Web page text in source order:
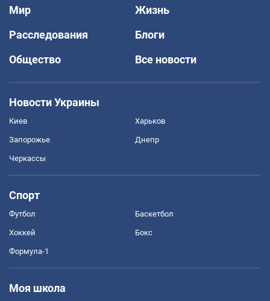
Мир
Жизнь
Расследования
Блоги
Общество
Все новости
Новости Украины
Киев Харьков
Запорожье Днепр
Черкассы
Спорт
Футбол Баскетбол
Хоккей Бокс
Формула-1
Моя школа